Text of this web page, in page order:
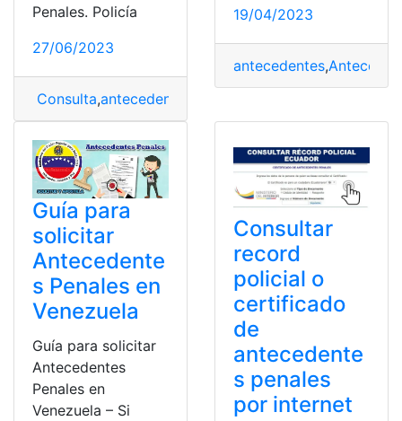
Penales. Policía
27/06/2023
Consulta,antecedentes
19/04/2023
antecedentes,
Guía para
solicitar
Antecedente
s Penales en
Venezuela
Guía para solicitar
Antecedentes
Penales en
Venezuela – Si
Consultar
record
policial o
certificado
de
antecedente
s penales
por internet